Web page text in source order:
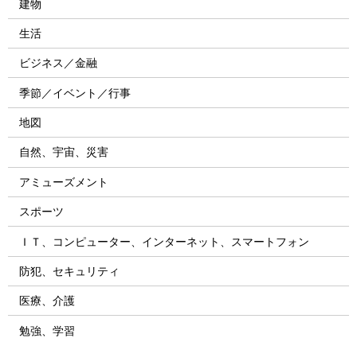
建物
生活
ビジネス／金融
季節／イベント／行事
地図
自然、宇宙、災害
アミューズメント
スポーツ
ＩＴ、コンピューター、インターネット、スマートフォン
防犯、セキュリティ
医療、介護
勉強、学習